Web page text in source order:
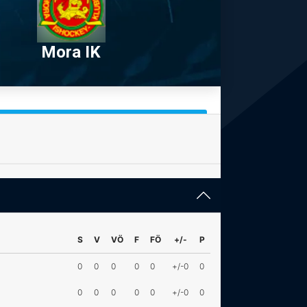
Mora IK
S V VÖ F FÖ +/- P
0 0 0 0 0 +/-0 0
0 0 0 0 0 +/-0 0